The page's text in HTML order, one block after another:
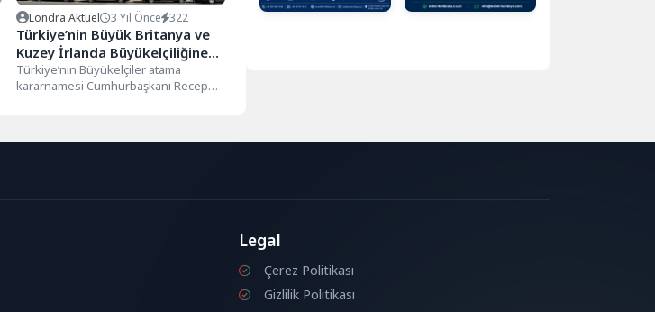
Londra Aktuel 3 Yıl Önce 322
Türkiye’nin Büyük Britanya ve
Kuzey İrlanda Büyükelçiliğine
Koray Ertaş getirildi
Türkiye’nin Büyükelçiler atama
kararnamesi Cumhurbaşkanı Recep
Legal
Çerez Politikası
Gizlilik Politikası